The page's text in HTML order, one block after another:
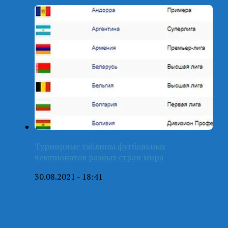
Турнирные таблицы футбольных
чемпионатов разных стран мира
30.08.2021 - 18:41